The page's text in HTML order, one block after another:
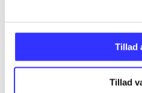
Tillad
Tillad